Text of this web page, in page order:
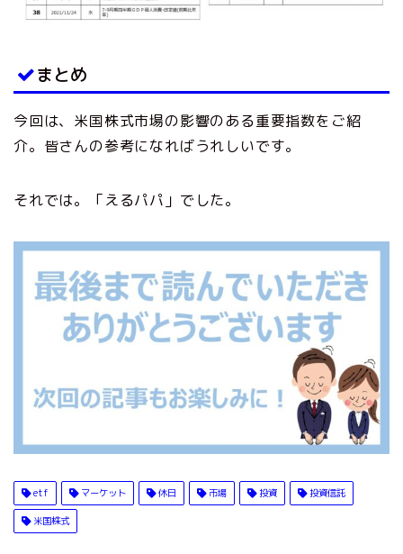
まとめ
今回は、米国株式市場の影響のある重要指数をご紹
介。皆さんの参考になればうれしいです。
それでは。「えるパパ」でした。
etf マーケット 休日 市場 投資 投資信託
米国株式